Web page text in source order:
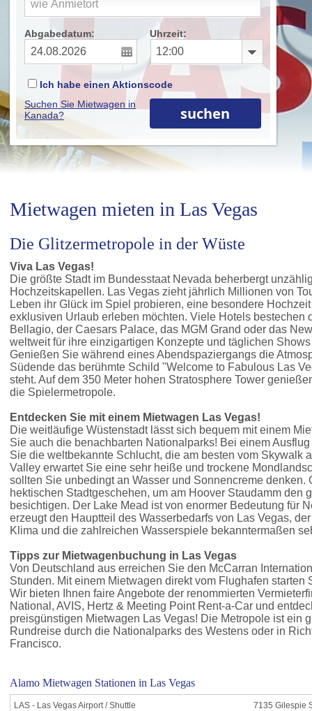
Abgabedatum: Uhrzeit:
Ich habe einen Aktionscode
Suchen Sie Mietwagen in
Kanada?
Mietwagen mieten in Las Vegas
Die Glitzermetropole in der Wüste
Viva Las Vegas!
Die größte Stadt im Bundesstaat Nevada beherbergt
Hochzeitskapellen. Las Vegas zieht jährlich Millionen von
Leben ihr Glück im Spiel probieren, eine besondere
exklusiven Urlaub erleben möchten. Viele Hotels bestechen
Bellagio, der Caesars Palace, das MGM Grand oder das
weltweit für ihre einzigartigen Konzepte und täglichen
Genießen Sie während eines Abendspaziergangs die
Südende das berühmte Schild "Welcome to Fabulous Las
steht. Auf dem 350 Meter hohen Stratosphere Tower
die Spielermetropole.
Entdecken Sie mit einem Mietwagen Las Vegas!
Die weitläufige Wüstenstadt lässt sich bequem mit einem
Sie auch die benachbarten Nationalparks! Bei einem
Sie die weltbekannte Schlucht, die am besten vom Skywalk
Valley erwartet Sie eine sehr heiße und trockene
sollten Sie unbedingt an Wasser und Sonnencreme denken.
hektischen Stadtgeschehen, um am Hoover Staudamm den
besichtigen. Der Lake Mead ist von enormer Bedeutung für
erzeugt den Hauptteil des Wasserbedarfs von Las Vegas,
Klima und die zahlreichen Wasserspiele bekanntermaßen
Tipps zur Mietwagenbuchung in Las Vegas
Von Deutschland aus erreichen Sie den McCarran
Stunden. Mit einem Mietwagen direkt vom Flughafen starten
Wir bieten Ihnen faire Angebote der renommierten
National, AVIS, Hertz & Meeting Point Rent-a-Car und
preisgünstigen Mietwagen Las Vegas! Die Metropole ist ein
Rundreise durch die Nationalparks des Westens oder in
Francisco.
Alamo Mietwagen Stationen in Las Vegas
LAS - Las Vegas Airport / Shuttle 7135 Gilespie